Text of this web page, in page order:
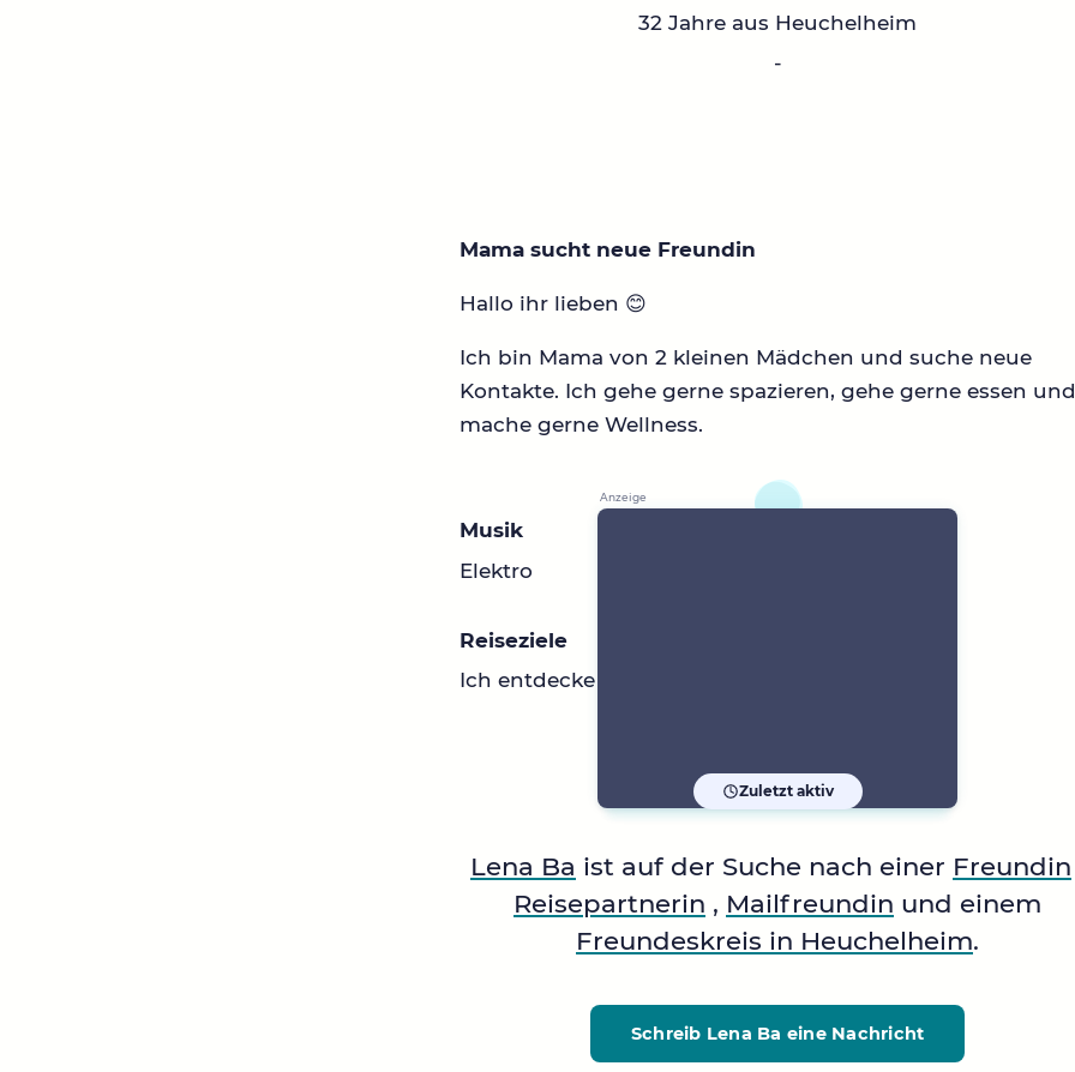
32 Jahre aus Heuchelheim
-
Mama sucht neue Freundin
Hallo ihr lieben 😊
Ich bin Mama von 2 kleinen Mädchen und suche neue
Kontakte. Ich gehe gerne spazieren, gehe gerne essen
mache gerne Wellness.
Musik
Elektro
Reiseziele
Ich entdecke gerne neue Ziele
Zuletzt aktiv
Lena Ba ist auf der Suche nach einer Freundin
Reisepartnerin , Mailfreundin und einem
Freundeskreis in Heuchelheim.
Schreib Lena Ba eine Nachricht